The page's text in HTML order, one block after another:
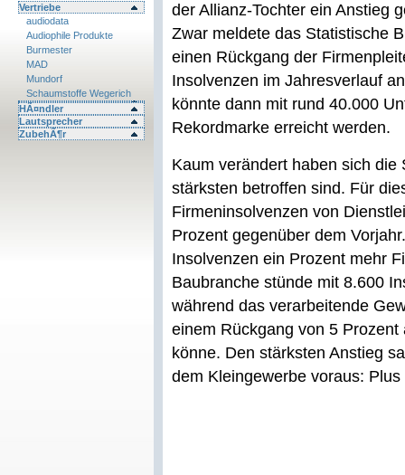
Vertriebe
audiodata
Audiophile Produkte
Burmester
MAD
Mundorf
Schaumstoffe Wegerich
HÃ¤ndler
Lautsprecher
ZubehÃ¶r
der Allianz-Tochter ein Anstieg
Zwar meldete das Statistische
einen Rückgang der
Insolvenzen im Jahresverlauf
könnte dann mit rund 40.000
Rekordmarke erreicht werden.
Kaum verändert haben sich
stärksten betroffen sind. Für
Firmeninsolvenzen von
Prozent gegenüber dem
Insolvenzen ein Prozent mehr
Baubranche stünde mit 8.600
während das verarbeitende
einem Rückgang von 5
könne. Den stärksten Anstieg
dem Kleingewerbe voraus: